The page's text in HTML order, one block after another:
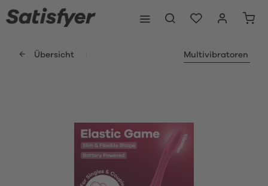
Übersicht Multivibratoren